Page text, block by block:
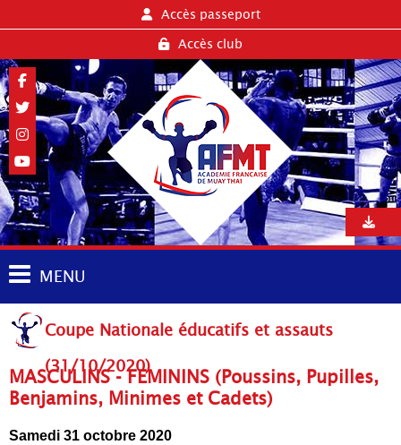
Accès passeport
Accès club
MENU
Coupe Nationale éducatifs et assauts
(31/10/2020)
MASCULINS - FEMININS (Poussins, Pupilles,
Benjamins, Minimes et Cadets)
Samedi 31 octobre 2020